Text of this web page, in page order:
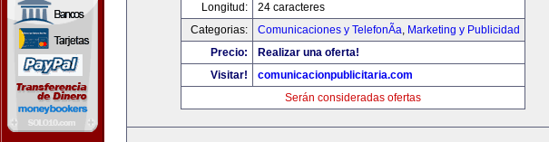
Longitud:
24 caracteres
Categorias:
Comunicaciones y TelefonÃ­a, Marketing y Publicidad
Precio:
Realizar una oferta!
Visitar!
comunicacionpublicitaria.com
Serán consideradas ofertas